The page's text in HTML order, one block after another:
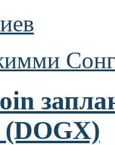
Сонг
(DOGX)